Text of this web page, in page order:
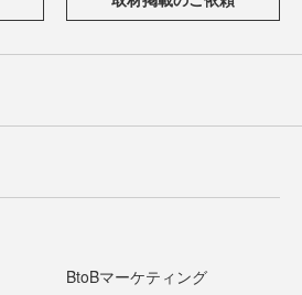
BtoBマーケティング